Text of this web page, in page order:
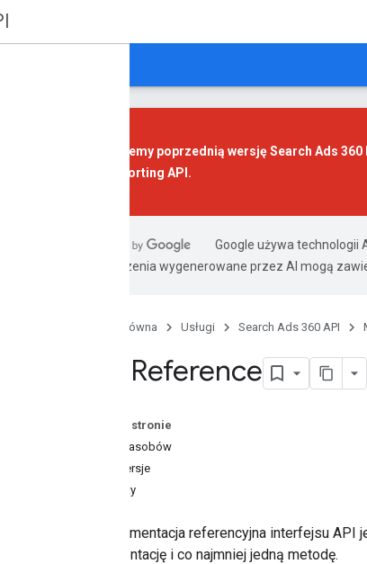
Wycofujemy poprzednią wersję Search Ads
360 Reporting API .
Google używa technologii
Tłumaczenia wygenerowane przez AI mogą
Strona główna Usługi Search Ads 360 API
API Reference
Na tej stronie
Typy zasobów
Konwersje
Raporty
Ta dokumentacja referencyjna interfejsu
reprezentację i co najmniej jedną metodę.